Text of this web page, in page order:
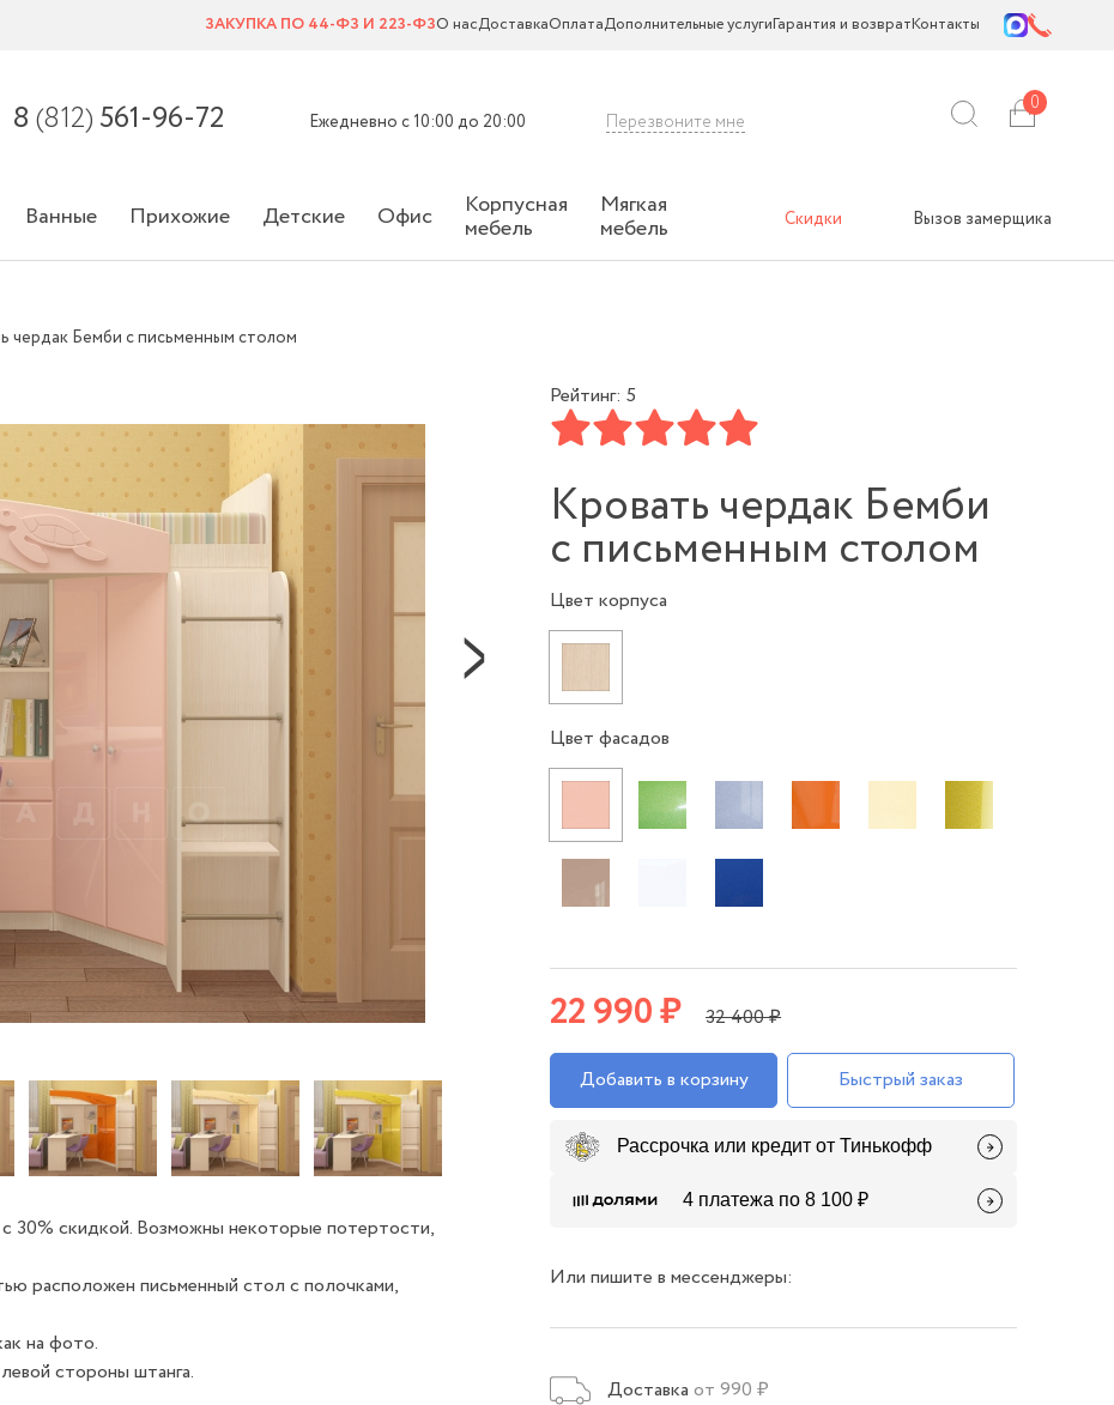
ЗАКУПКА ПО 44-ФЗ И 223-ФЗО насДоставкаОплатаДополнительные услугиГарантия и возвратКонтакты
8 (812) 561-96-72 Ежедневно с 10:00 до 20:00 Перезвоните мне
0
Ванные Прихожие Детские Офис Корпусная
мебель
Мягкая
мебель Скидки Вызов замерщика
чердак Бемби с письменным столом
30% скидкой. Возможны некоторые потертости,
расположен письменный стол с полочками,
на фото.
стороны штанга.
Рейтинг: 5
Кровать чердак Бемби
с письменным столом
Цвет корпуса
Цвет фасадов
22 990 ₽ 32 400 ₽
Добавить в корзину Быстрый заказ
Рассрочка или кредит от Тинькофф
4 платежа по 8 100 ₽
Или пишите в мессенджеры:
Доставка от 990 ₽